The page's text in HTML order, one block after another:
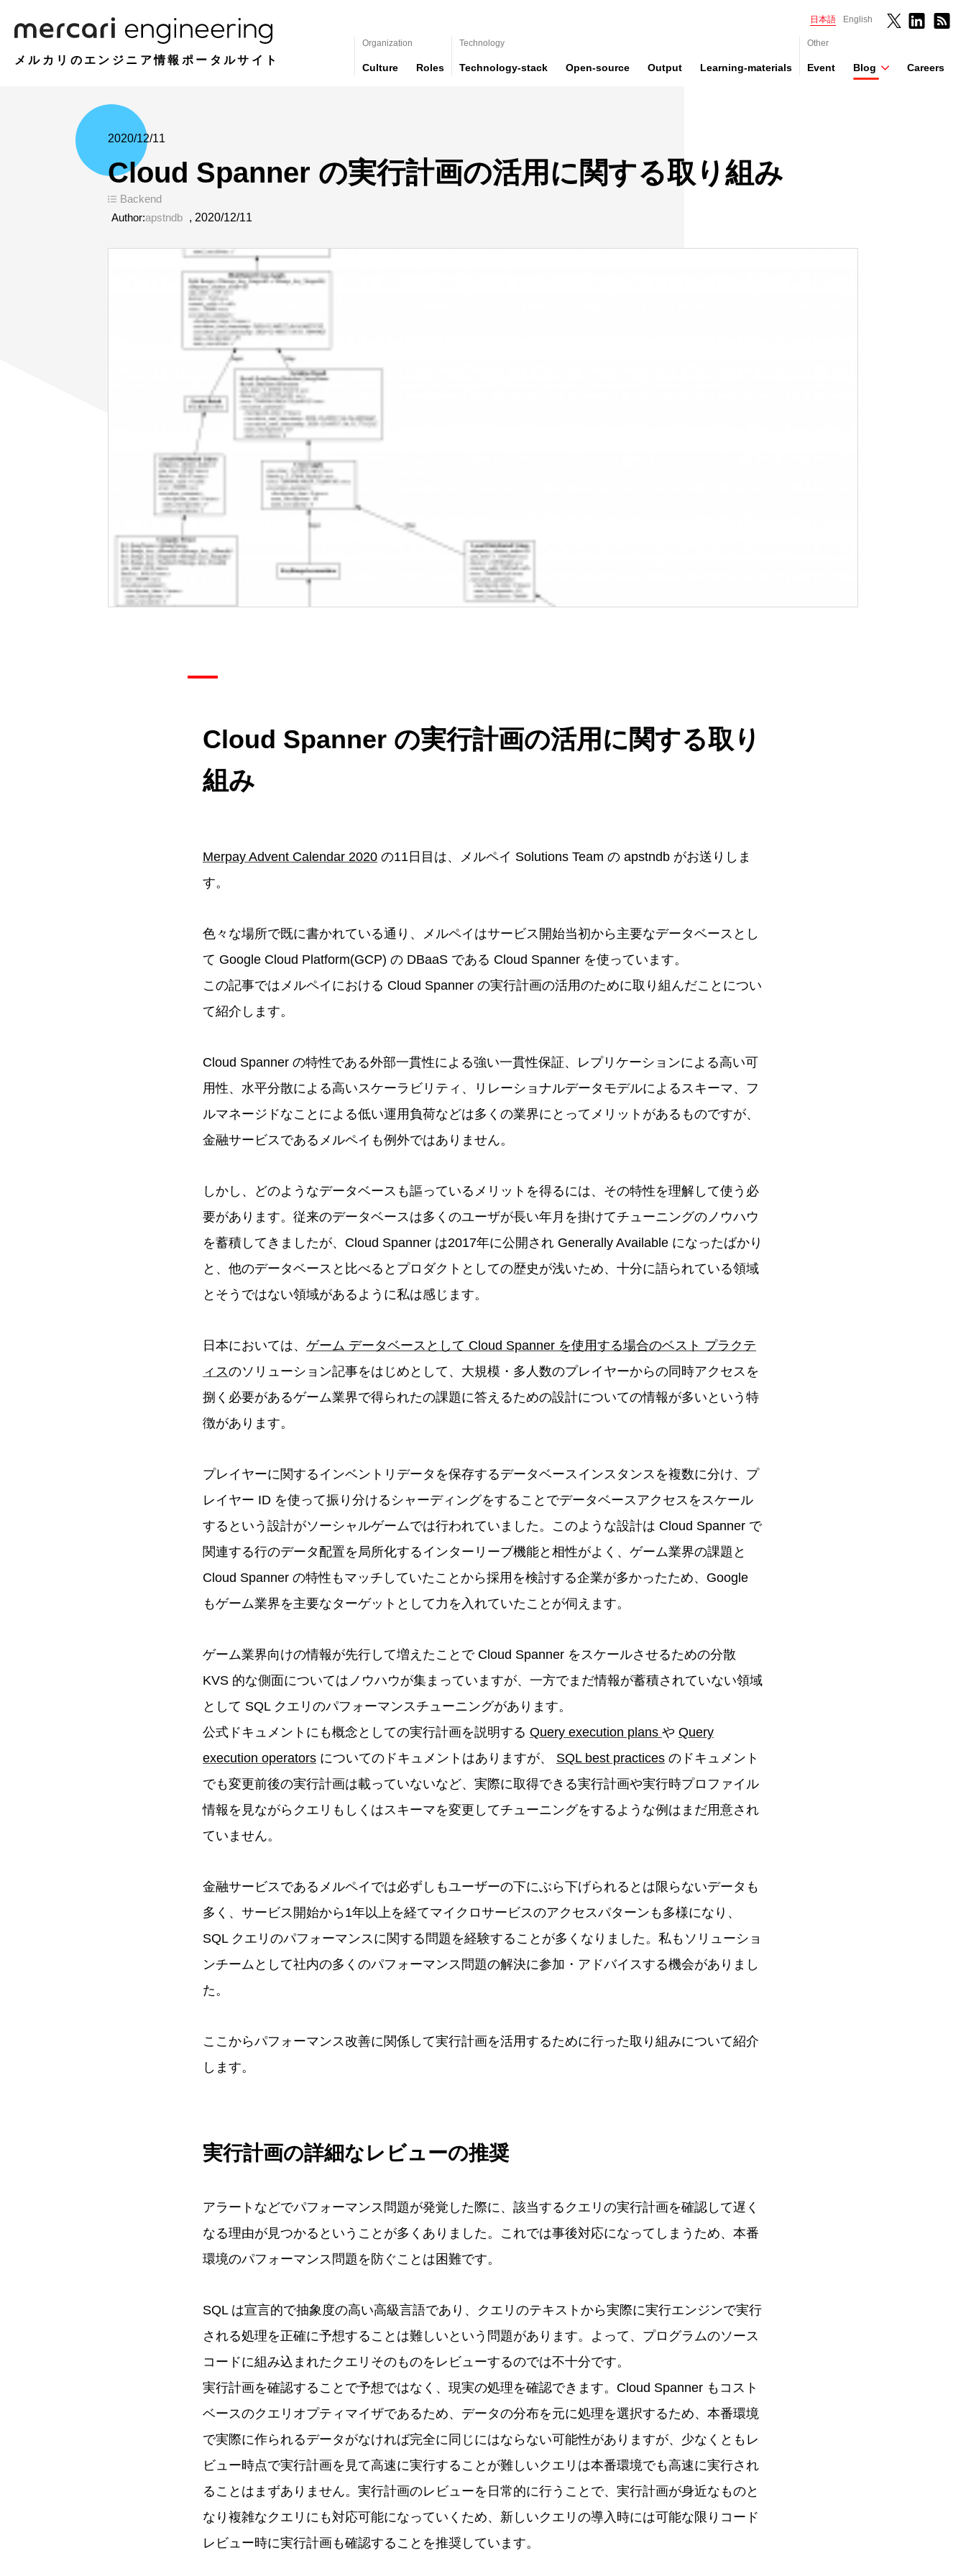
メルカリのエンジニア情報ポータルサイト
日本語 English
Organization
Culture Roles
Technology
Technology-stack Open-source Output Learning-materials
Other
Event Blog Careers
2020/12/11
Cloud Spanner の実行計画の活用に関する取り組み
Backend
Author:apstndb , 2020/12/11
Cloud Spanner の実行計画の活用に関する取り
組み
Merpay Advent Calendar 2020 の11日目は、メルペイ Solutions Team の apstndb がお送りしま
す。
色々な場所で既に書かれている通り、メルペイはサービス開始当初から主要なデータベースとし
て Google Cloud Platform(GCP) の DBaaS である Cloud Spanner を使っています。
この記事ではメルペイにおける Cloud Spanner の実行計画の活用のために取り組んだことについ
て紹介します。
Cloud Spanner の特性である外部一貫性による強い一貫性保証、レプリケーションによる高い可
用性、水平分散による高いスケーラビリティ、リレーショナルデータモデルによるスキーマ、フ
ルマネージドなことによる低い運用負荷などは多くの業界にとってメリットがあるものですが、
金融サービスであるメルペイも例外ではありません。
しかし、どのようなデータベースも謳っているメリットを得るには、その特性を理解して使う必
要があります。従来のデータベースは多くのユーザが長い年月を掛けてチューニングのノウハウ
を蓄積してきましたが、Cloud Spanner は2017年に公開され Generally Available になったばかり
と、他のデータベースと比べるとプロダクトとしての歴史が浅いため、十分に語られている領域
とそうではない領域があるように私は感じます。
日本においては、 ゲーム データベースとして Cloud Spanner を使用する場合のベスト プラクテ
ィスのソリューション記事をはじめとして、大規模・多人数のプレイヤーからの同時アクセスを
捌く必要があるゲーム業界で得られたの課題に答えるための設計についての情報が多いという特
徴があります。
プレイヤーに関するインベントリデータを保存するデータベースインスタンスを複数に分け、プ
レイヤー ID を使って振り分けるシャーディングをすることでデータベースアクセスをスケール
するという設計がソーシャルゲームでは行われていました。このような設計は Cloud Spanner で
関連する行のデータ配置を局所化するインターリーブ機能と相性がよく、ゲーム業界の課題と
Cloud Spanner の特性もマッチしていたことから採用を検討する企業が多かったため、Google
もゲーム業界を主要なターゲットとして力を入れていたことが伺えます。
ゲーム業界向けの情報が先行して増えたことで Cloud Spanner をスケールさせるための分散
KVS 的な側面についてはノウハウが集まっていますが、一方でまだ情報が蓄積されていない領域
として SQL クエリのパフォーマンスチューニングがあります。
公式ドキュメントにも概念としての実行計画を説明する Query execution plans や Query
execution operators についてのドキュメントはありますが、 SQL best practices のドキュメント
でも変更前後の実行計画は載っていないなど、実際に取得できる実行計画や実行時プロファイル
情報を見ながらクエリもしくはスキーマを変更してチューニングをするような例はまだ用意され
ていません。
金融サービスであるメルペイでは必ずしもユーザーの下にぶら下げられるとは限らないデータも
多く、サービス開始から1年以上を経てマイクロサービスのアクセスパターンも多様になり、
SQL クエリのパフォーマンスに関する問題を経験することが多くなりました。私もソリューショ
ンチームとして社内の多くのパフォーマンス問題の解決に参加・アドバイスする機会がありまし
た。
ここからパフォーマンス改善に関係して実行計画を活用するために行った取り組みについて紹介
します。
実行計画の詳細なレビューの推奨
アラートなどでパフォーマンス問題が発覚した際に、該当するクエリの実行計画を確認して遅く
なる理由が見つかるということが多くありました。これでは事後対応になってしまうため、本番
環境のパフォーマンス問題を防ぐことは困難です。
SQL は宣言的で抽象度の高い高級言語であり、クエリのテキストから実際に実行エンジンで実行
される処理を正確に予想することは難しいという問題があります。よって、プログラムのソース
コードに組み込まれたクエリそのものをレビューするのでは不十分です。
実行計画を確認することで予想ではなく、現実の処理を確認できます。Cloud Spanner もコスト
ベースのクエリオプティマイザであるため、データの分布を元に処理を選択するため、本番環境
で実際に作られるデータがなければ完全に同じにはならない可能性がありますが、少なくともレ
ビュー時点で実行計画を見て高速に実行することが難しいクエリは本番環境でも高速に実行され
ることはまずありません。実行計画のレビューを日常的に行うことで、実行計画が身近なものと
なり複雑なクエリにも対応可能になっていくため、新しいクエリの導入時には可能な限りコード
レビュー時に実行計画も確認することを推奨しています。